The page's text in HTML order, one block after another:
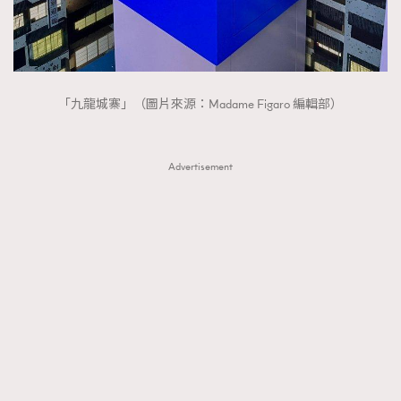
「九龍城寨」（圖片來源：Madame Figaro 編輯部）
Advertisement